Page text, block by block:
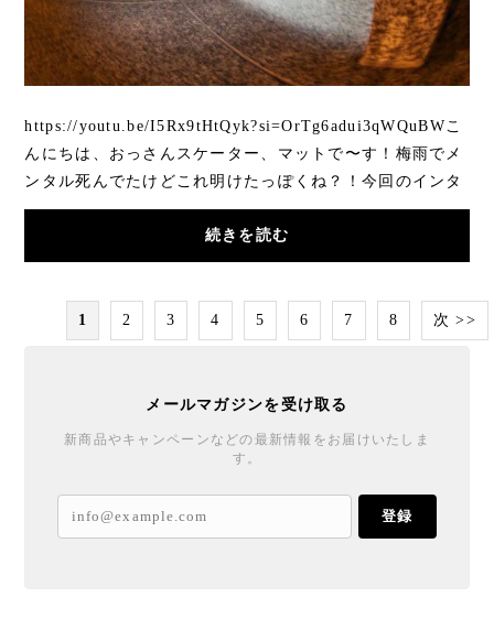
https://youtu.be/I5Rx9tHtQyk?si=OrTg6adui3qWQuBWこ
んにちは、おっさんスケーター、マットで〜す！梅雨でメ
ンタル死んでたけどこれ明けたっぽくね？！今回のインタ
ビューはDGKのアフロ侍、ノーリー忍者、テクニ...
続きを読む
1 2 3 4 5 6 7 8 次 >>
メールマガジンを受け取る
新商品やキャンペーンなどの最新情報をお届けいたしま
す。
登録